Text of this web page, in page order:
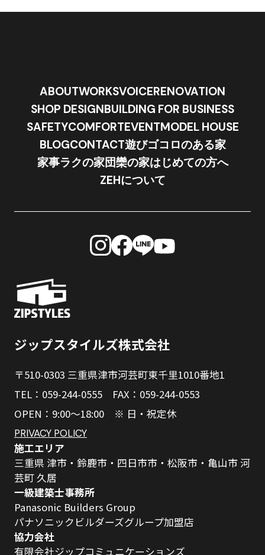
ABOUTWORKSVOICERENOVATION
SHOP DESIGNBUILDING FOR BUSINESS
SAFETYCOMFORTEVENTMODEL HOUSE
BLOGCONTACT遊びゴコロのある家
家事ラクの家団欒の家はじめての方へ
ZEHについて
ジップスタイルズ株式会社
〒510-0303 三重県津市河芸町東千里1010番地1
TEL：059-244-0555 FAX：059-244-0553
OPEN：9:00～18:00 ※ 日・祝定休
PRIVACY POLICY
施工エリア
三重県 津市・鈴鹿市・四日市市・松阪市・亀山市 河
芸町 久居
一級建築士事務所
Panasonic Builders Group
パナソニックビルダーズグループ加盟店
協力会社
有限会社ジップコミュニケーションズ